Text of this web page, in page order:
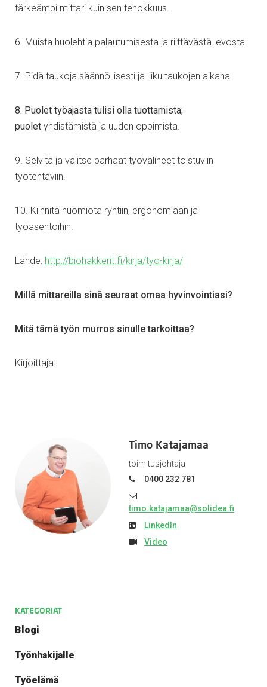
tärkeämpi mittari kuin sen tehokkuus.
6. Muista huolehtia palautumisesta ja riittävästä levosta.
7. Pidä taukoja säännöllisesti ja liiku taukojen aikana.
8. Puolet työajasta tulisi olla tuottamista;
puolet yhdistämistä ja uuden oppimista.
9. Selvitä ja valitse parhaat työvälineet toistuviin
työtehtäviin.
10. Kiinnitä huomiota ryhtiin, ergonomiaan ja
työasentoihin.
Lähde: http://biohakkerit.fi/kirja/tyo-kirja/
Millä mittareilla sinä seuraat omaa hyvinvointiasi?
Mitä tämä työn murros sinulle tarkoittaa?
Kirjoittaja:
Timo Katajamaa
toimitusjohtaja
0400 232 781
timo.katajamaa@solidea.fi
LinkedIn
Video
KATEGORIAT
Blogi
Työnhakijalle
Työelämä